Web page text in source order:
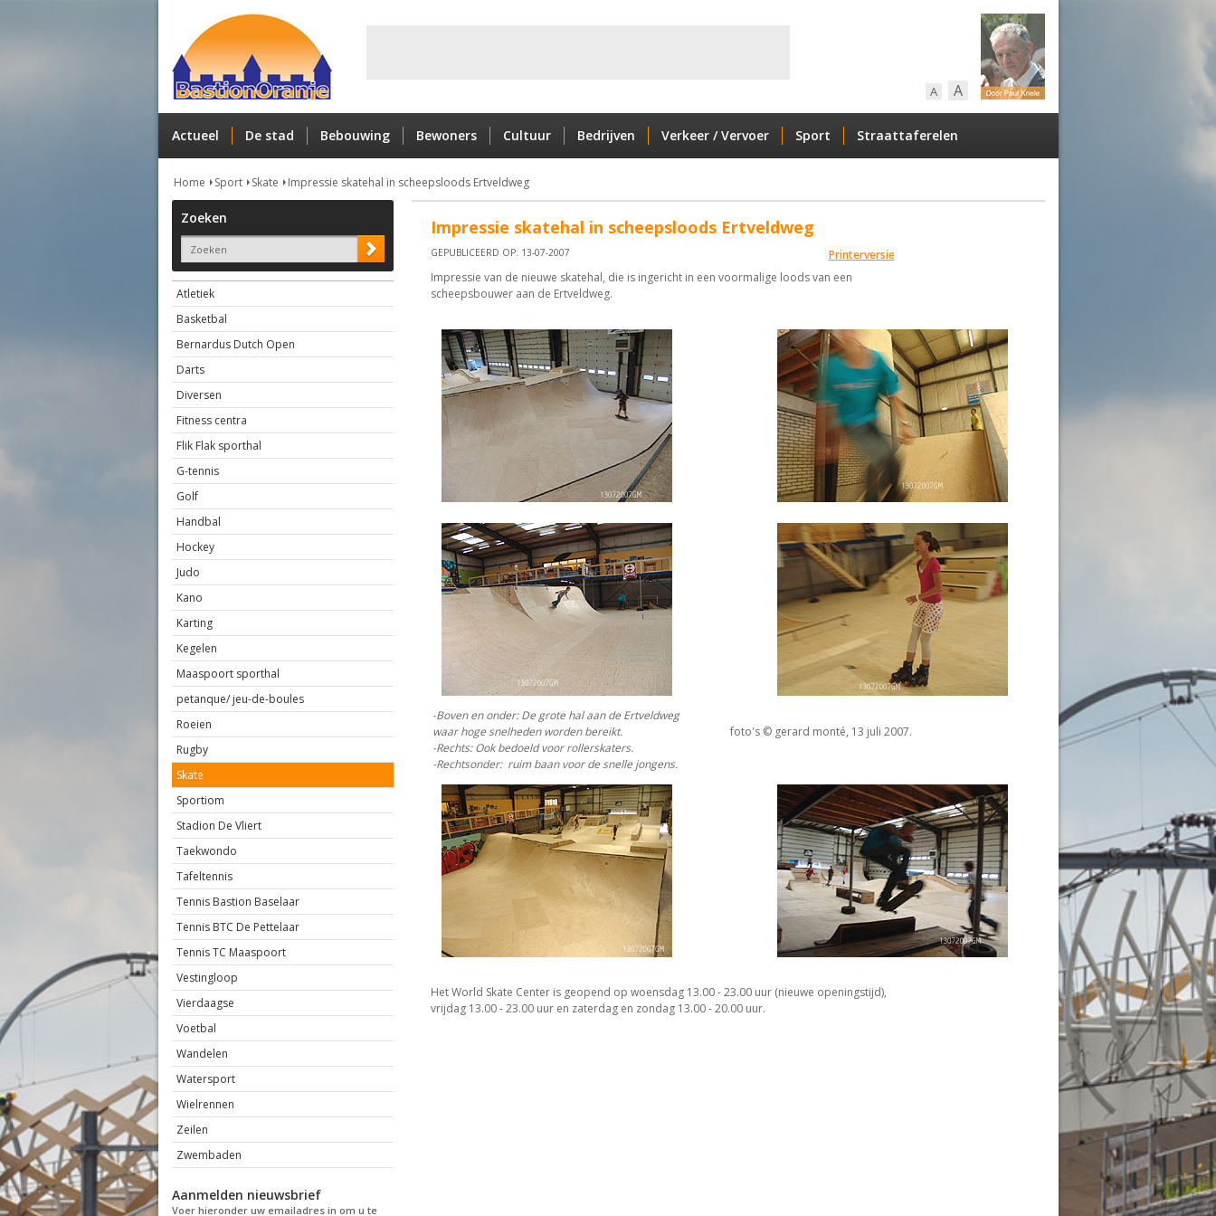
A A
Actueel De stad Bebouwing Bewoners Cultuur Bedrijven Verkeer / Vervoer Sport Straattaferelen
Home Sport Skate Impressie skatehal in scheepsloods Ertveldweg
Zoeken
Atletiek
Basketbal
Bernardus Dutch Open
Darts
Diversen
Fitness centra
Flik Flak sporthal
G-tennis
Golf
Handbal
Hockey
Judo
Kano
Karting
Kegelen
Maaspoort sporthal
petanque/ jeu-de-boules
Roeien
Rugby
Skate
Sportiom
Stadion De Vliert
Taekwondo
Tafeltennis
Tennis Bastion Baselaar
Tennis BTC De Pettelaar
Tennis TC Maaspoort
Vestingloop
Vierdaagse
Voetbal
Wandelen
Watersport
Wielrennen
Zeilen
Zwembaden
Aanmelden nieuwsbrief
Voer hieronder uw emailadres in om u te
Impressie skatehal in scheepsloods Ertveldweg
Printerversie
GEPUBLICEERD OP: 13-07-2007
Impressie van de nieuwe skatehal, die is ingericht in een voormalige loods van een
scheepsbouwer aan de Ertveldweg.
-Boven en onder: De grote hal aan de Ertveldweg
waar hoge snelheden worden bereikt.
-Rechts: Ook bedoeld voor rollerskaters.
-Rechtsonder: ruim baan voor de snelle jongens.
foto's © gerard monté, 13 juli 2007.
Het World Skate Center is geopend op woensdag 13.00 - 23.00 uur (nieuwe openingstijd),
vrijdag 13.00 - 23.00 uur en zaterdag en zondag 13.00 - 20.00 uur.